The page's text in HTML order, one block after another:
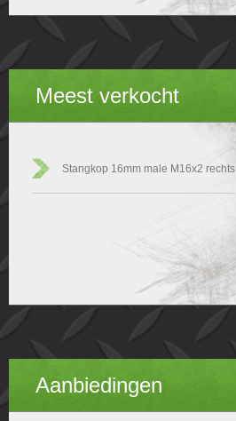
Meest verkocht
Stangkop 16mm male M16x2 rechts
Aanbiedingen